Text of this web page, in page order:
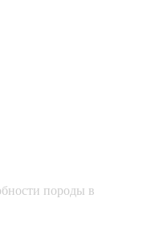
породы в